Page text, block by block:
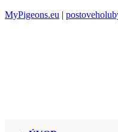
MyPigeons.eu |